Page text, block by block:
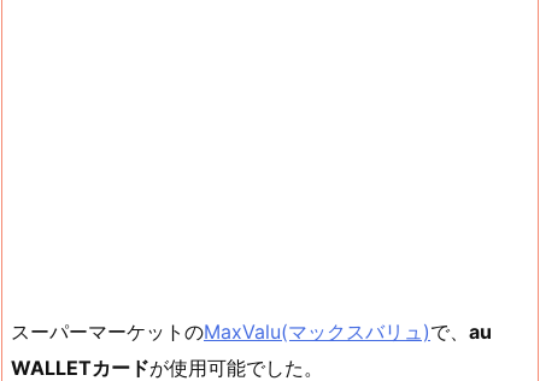
スーパーマーケットのMaxValu(マックスバリュ)で、 au
WALLETカードが使用可能でした。